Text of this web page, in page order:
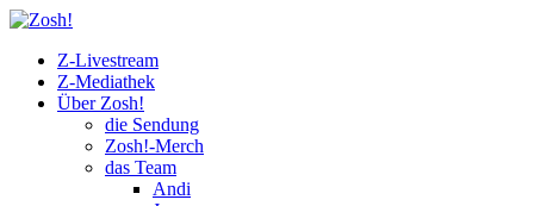
Z-Livestream
Z-Mediathek
Über Zosh!
die Sendung
Zosh!-Merch
das Team
Andi